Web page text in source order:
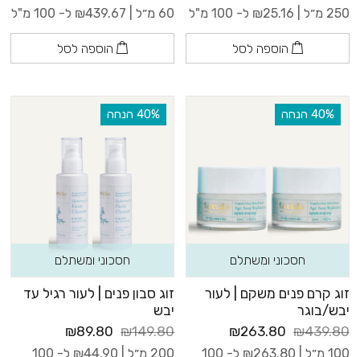
250 מ״ל | ₪25.16 ל- 100 מ"ל
הוספה לסל
60 מ״ל | ₪439.67 ל- 100 מ"ל
הוספה לסל
‫40% הנחה
חסכוני ומשתלם
זוג קרם פנים משקם | לעור
יבש/בוגר
₪439.80
₪263.80
100 מ״ל | ₪263.80 ל- 100
‫40% הנחה
חסכוני ומשתלם
זוג סבון פנים | לעור רגיל עד
יבש
₪149.80
₪89.80
200 מ״ל | ₪44.90 ל- 100